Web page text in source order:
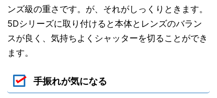
ンズ級の重さです。が、それがしっくりときます。
5Dシリーズに取り付けると本体とレンズのバラン
スが良く、気持ちよくシャッターを切ることができ
ます。
手振れが気になる